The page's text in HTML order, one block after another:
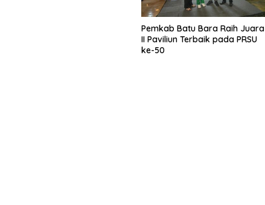
Pemkab Batu Bara Raih Juara
II Paviliun Terbaik pada PRSU
ke-50